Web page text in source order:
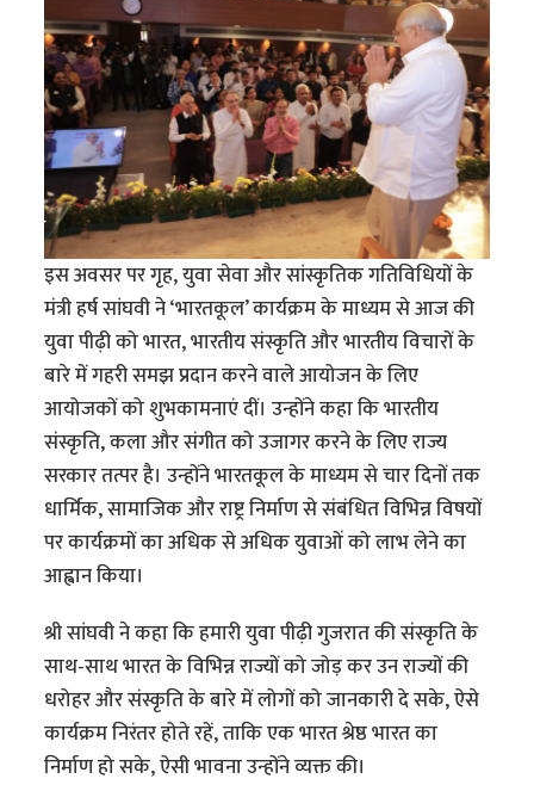
इस अवसर पर गृह, युवा सेवा और सांस्कृतिक गतिविधियों के
मंत्री हर्ष सांघवी ने ‘भारतकूल’ कार्यक्रम के माध्यम से आज की
युवा पीढ़ी को भारत, भारतीय संस्कृति और भारतीय विचारों के
बारे में गहरी समझ प्रदान करने वाले आयोजन के लिए
आयोजकों को शुभकामनाएं दीं। उन्होंने कहा कि भारतीय
संस्कृति, कला और संगीत को उजागर करने के लिए राज्य
सरकार तत्पर है। उन्होंने भारतकूल के माध्यम से चार दिनों तक
धार्मिक, सामाजिक और राष्ट्र निर्माण से संबंधित विभिन्न विषयों
पर कार्यक्रमों का अधिक से अधिक युवाओं को लाभ लेने का
आह्वान किया।
श्री सांघवी ने कहा कि हमारी युवा पीढ़ी गुजरात की संस्कृति के
साथ-साथ भारत के विभिन्न राज्यों को जोड़ कर उन राज्यों की
धरोहर और संस्कृति के बारे में लोगों को जानकारी दे सके, ऐसे
कार्यक्रम निरंतर होते रहें, ताकि एक भारत श्रेष्ठ भारत का
निर्माण हो सके, ऐसी भावना उन्होंने व्यक्त की।